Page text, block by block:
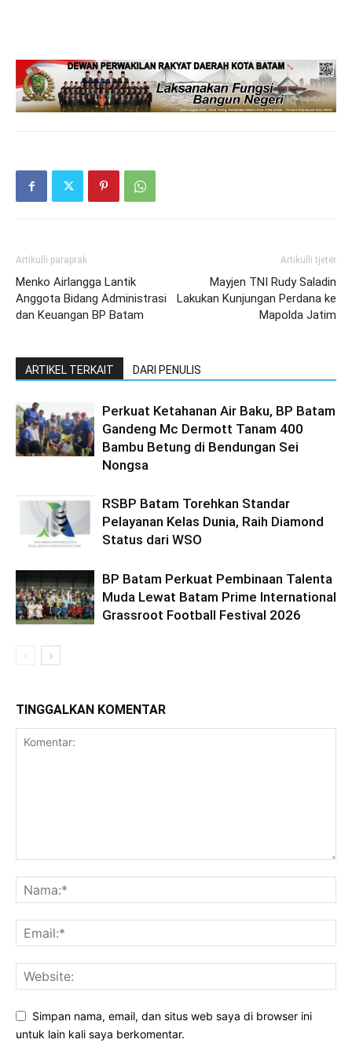
Artikulli paraprak
Menko Airlangga Lantik
Anggota Bidang Administrasi
dan Keuangan BP Batam
Artikulli tjetër
Mayjen TNI Rudy Saladin
Lakukan Kunjungan Perdana ke
Mapolda Jatim
ARTIKEL TERKAIT DARI PENULIS
Perkuat Ketahanan Air Baku, BP Batam
Gandeng Mc Dermott Tanam 400
Bambu Betung di Bendungan Sei
Nongsa
RSBP Batam Torehkan Standar
Pelayanan Kelas Dunia, Raih Diamond
Status dari WSO
BP Batam Perkuat Pembinaan Talenta
Muda Lewat Batam Prime International
Grassroot Football Festival 2026
TINGGALKAN KOMENTAR
Simpan nama, email, dan situs web saya di browser ini
untuk lain kali saya berkomentar.